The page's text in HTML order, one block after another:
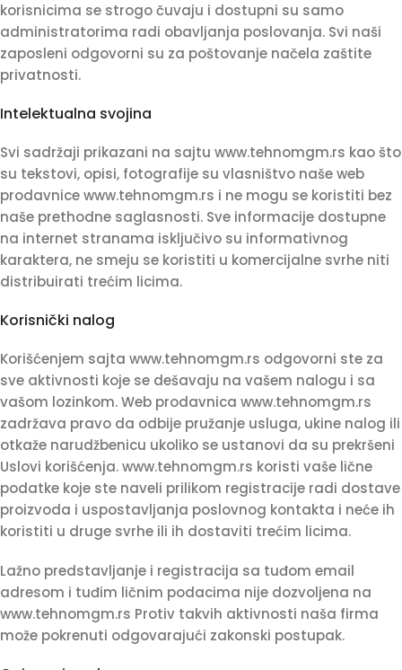
korisnicima se strogo čuvaju i dostupni su samo
administratorima radi obavljanja poslovanja. Svi naši
zaposleni odgovorni su za poštovanje načela zaštite
privatnosti.
Intelektualna svojina
Svi sadržaji prikazani na sajtu www.tehnomgm.rs kao što
su tekstovi, opisi, fotografije su vlasništvo naše web
prodavnice www.tehnomgm.rs i ne mogu se koristiti bez
naše prethodne saglasnosti. Sve informacije dostupne
na internet stranama isključivo su informativnog
karaktera, ne smeju se koristiti u komercijalne svrhe niti
distribuirati trećim licima.
Korisnički nalog
Korišćenjem sajta www.tehnomgm.rs odgovorni ste za
sve aktivnosti koje se dešavaju na vašem nalogu i sa
vašom lozinkom. Web prodavnica www.tehnomgm.rs
zadržava pravo da odbije pružanje usluga, ukine nalog ili
otkaže narudžbenicu ukoliko se ustanovi da su prekršeni
Uslovi korišćenja. www.tehnomgm.rs koristi vaše lične
podatke koje ste naveli prilikom registracije radi dostave
proizvoda i uspostavljanja poslovnog kontakta i neće ih
koristiti u druge svrhe ili ih dostaviti trećim licima.
Lažno predstavljanje i registracija sa tuđom email
adresom i tuđim ličnim podacima nije dozvoljena na
www.tehnomgm.rs Protiv takvih aktivnosti naša firma
može pokrenuti odgovarajući zakonski postupak.